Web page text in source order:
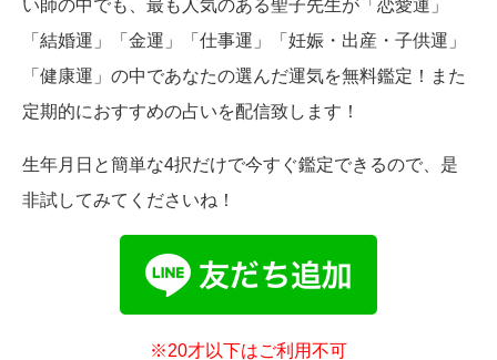
い師の中でも、最も人気のある聖子先生が「恋愛運」
「結婚運」「金運」「仕事運」「妊娠・出産・子供運」
「健康運」の中であなたの選んだ運気を無料鑑定！また
定期的におすすめの占いを配信致します！
生年月日と簡単な4択だけで今すぐ鑑定できるので、是
非試してみてくださいね！
※20才以下はご利用不可